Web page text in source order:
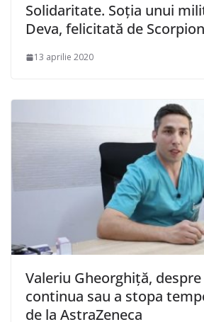
Solidaritate. Soția unui
Deva, felicitată de
13 aprilie 2020
Valeriu Gheorghiţă, despre
continua sau a stopa
de la AstraZeneca